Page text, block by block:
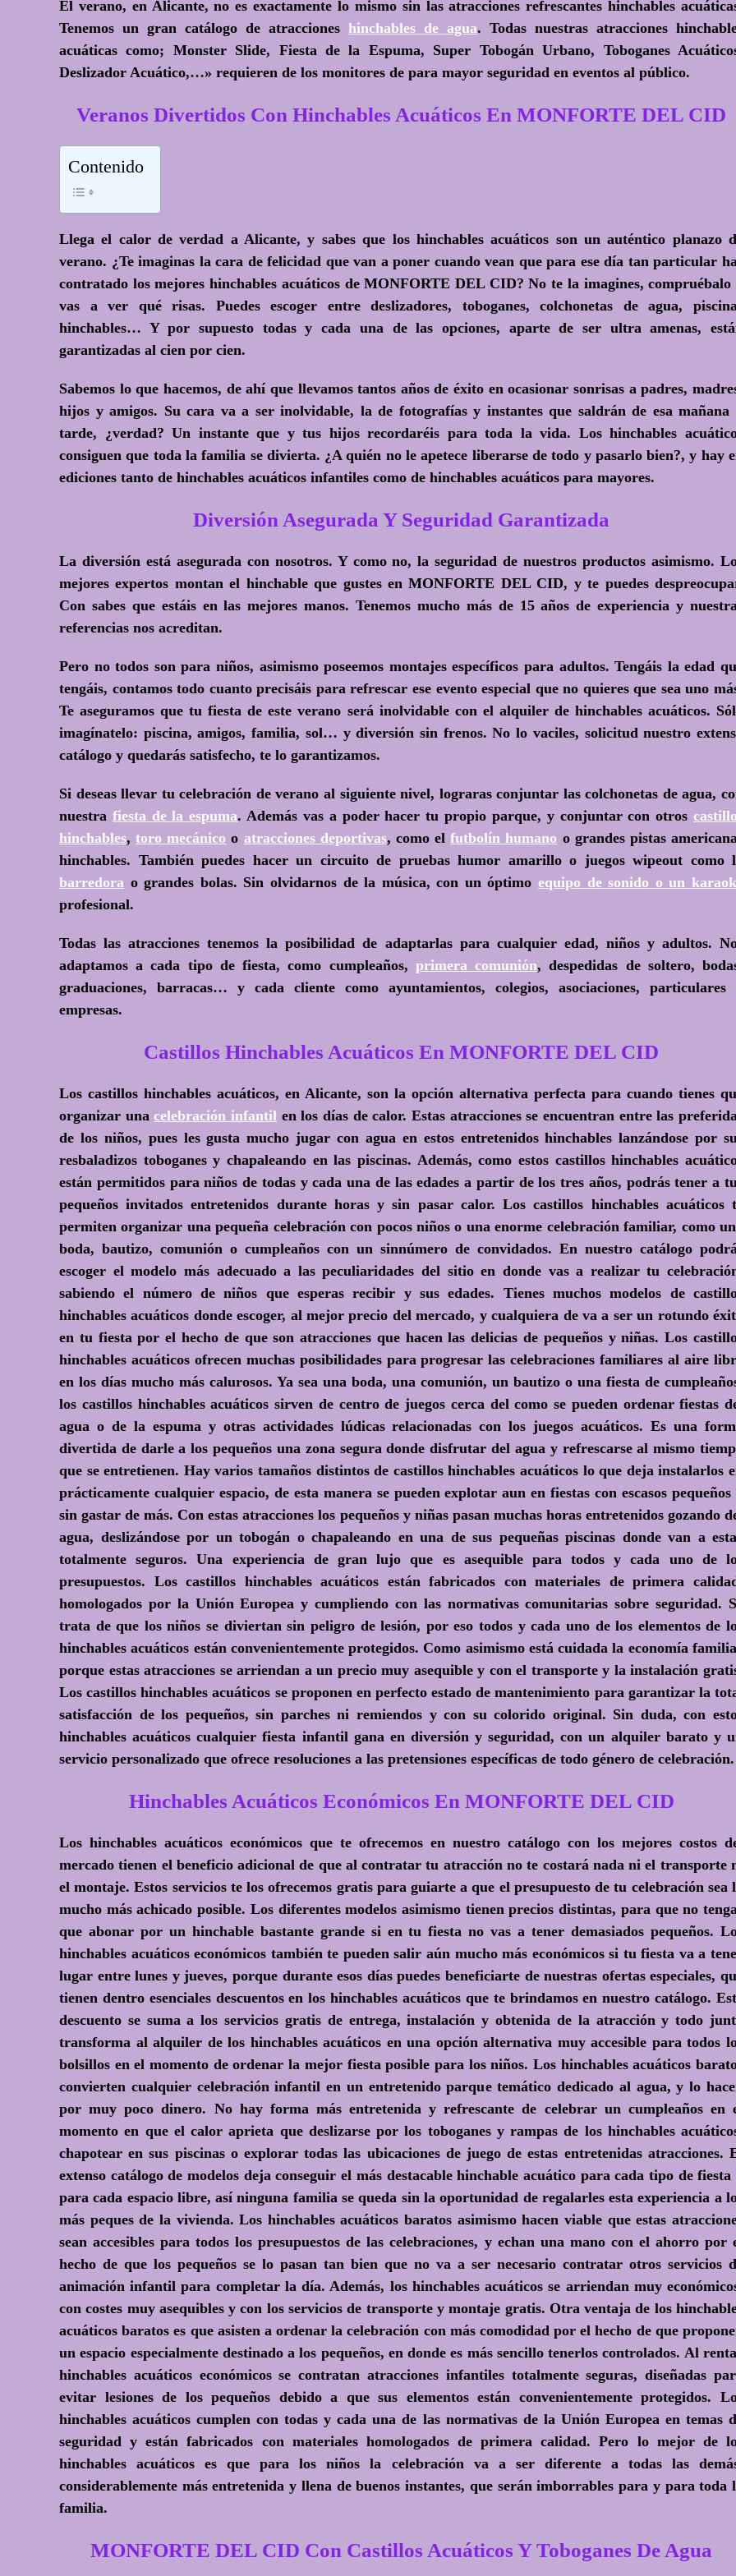
El verano, en Alicante, no es exactamente lo mismo sin las atracciones refrescantes hinchables
Tenemos un gran catálogo de atracciones hinchables de agua. Todas nuestras atracciones
acuáticas como; Monster Slide, Fiesta de la Espuma, Super Tobogán Urbano, Toboganes
Deslizador Acuático,…» requieren de los monitores de para mayor seguridad en eventos al público.
Veranos Divertidos Con Hinchables Acuáticos En MONFORTE DEL CID
Contenido
Llega el calor de verdad a Alicante, y sabes que los hinchables acuáticos son un auténtico planazo
verano. ¿Te imaginas la cara de felicidad que van a poner cuando vean que para ese día tan particular
contratado los mejores hinchables acuáticos de MONFORTE DEL CID? No te la imagines, compruébalo
vas a ver qué risas. Puedes escoger entre deslizadores, toboganes, colchonetas de agua,
hinchables… Y por supuesto todas y cada una de las opciones, aparte de ser ultra amenas,
garantizadas al cien por cien.
Sabemos lo que hacemos, de ahí que llevamos tantos años de éxito en ocasionar sonrisas a padres,
hijos y amigos. Su cara va a ser inolvidable, la de fotografías y instantes que saldrán de esa mañana
tarde, ¿verdad? Un instante que y tus hijos recordaréis para toda la vida. Los hinchables
consiguen que toda la familia se divierta. ¿A quién no le apetece liberarse de todo y pasarlo bien?, y hay
ediciones tanto de hinchables acuáticos infantiles como de hinchables acuáticos para mayores.
Diversión Asegurada Y Seguridad Garantizada
La diversión está asegurada con nosotros. Y como no, la seguridad de nuestros productos asimismo.
mejores expertos montan el hinchable que gustes en MONFORTE DEL CID, y te puedes
Con sabes que estáis en las mejores manos. Tenemos mucho más de 15 años de experiencia y
referencias nos acreditan.
Pero no todos son para niños, asimismo poseemos montajes específicos para adultos. Tengáis la edad
tengáis, contamos todo cuanto precisáis para refrescar ese evento especial que no quieres que sea uno
Te aseguramos que tu fiesta de este verano será inolvidable con el alquiler de hinchables acuáticos.
imagínatelo: piscina, amigos, familia, sol… y diversión sin frenos. No lo vaciles, solicitud nuestro
catálogo y quedarás satisfecho, te lo garantizamos.
Si deseas llevar tu celebración de verano al siguiente nivel, lograras conjuntar las colchonetas de agua,
nuestra fiesta de la espuma. Además vas a poder hacer tu propio parque, y conjuntar con otros
hinchables,toro mecánico o atracciones deportivas, como elfutbolín humano o grandes pistas
hinchables. También puedes hacer un circuito de pruebas humor amarillo o juegos wipeout como
barredora o grandes bolas. Sin olvidarnos de la música, con un óptimoequipo de sonido o un
profesional.
Todas las atracciones tenemos la posibilidad de adaptarlas para cualquier edad, niños y adultos.
adaptamos a cada tipo de fiesta, como cumpleaños, primera comunión, despedidas de soltero,
graduaciones, barracas… y cada cliente como ayuntamientos, colegios, asociaciones, particulares
empresas.
Castillos Hinchables Acuáticos En MONFORTE DEL CID
Los castillos hinchables acuáticos, en Alicante, son la opción alternativa perfecta para cuando tienes
organizar unacelebración infantil en los días de calor. Estas atracciones se encuentran entre las
de los niños, pues les gusta mucho jugar con agua en estos entretenidos hinchables lanzándose por
resbaladizos toboganes y chapaleando en las piscinas. Además, como estos castillos hinchables
están permitidos para niños de todas y cada una de las edades a partir de los tres años, podrás tener a
pequeños invitados entretenidos durante horas y sin pasar calor. Los castillos hinchables acuáticos
permiten organizar una pequeña celebración con pocos niños o una enorme celebración familiar, como
boda, bautizo, comunión o cumpleaños con un sinnúmero de convidados. En nuestro catálogo
escoger el modelo más adecuado a las peculiaridades del sitio en donde vas a realizar tu
sabiendo el número de niños que esperas recibir y sus edades. Tienes muchos modelos de
hinchables acuáticos donde escoger, al mejor precio del mercado, y cualquiera de va a ser un rotundo
en tu fiesta por el hecho de que son atracciones que hacen las delicias de pequeños y niñas. Los
hinchables acuáticos ofrecen muchas posibilidades para progresar las celebraciones familiares al aire
en los días mucho más calurosos. Ya sea una boda, una comunión, un bautizo o una fiesta de
los castillos hinchables acuáticos sirven de centro de juegos cerca del como se pueden ordenar fiestas
agua o de la espuma y otras actividades lúdicas relacionadas con los juegos acuáticos. Es una
divertida de darle a los pequeños una zona segura donde disfrutar del agua y refrescarse al mismo
que se entretienen. Hay varios tamaños distintos de castillos hinchables acuáticos lo que deja instalarlos
prácticamente cualquier espacio, de esta manera se pueden explotar aun en fiestas con escasos pequeños
sin gastar de más. Con estas atracciones los pequeños y niñas pasan muchas horas entretenidos gozando
agua, deslizándose por un tobogán o chapaleando en una de sus pequeñas piscinas donde van a
totalmente seguros. Una experiencia de gran lujo que es asequible para todos y cada uno de
presupuestos. Los castillos hinchables acuáticos están fabricados con materiales de primera
homologados por la Unión Europea y cumpliendo con las normativas comunitarias sobre seguridad.
trata de que los niños se diviertan sin peligro de lesión, por eso todos y cada uno de los elementos de
hinchables acuáticos están convenientemente protegidos. Como asimismo está cuidada la economía
porque estas atracciones se arriendan a un precio muy asequible y con el transporte y la instalación
Los castillos hinchables acuáticos se proponen en perfecto estado de mantenimiento para garantizar la
satisfacción de los pequeños, sin parches ni remiendos y con su colorido original. Sin duda, con
hinchables acuáticos cualquier fiesta infantil gana en diversión y seguridad, con un alquiler barato y
servicio personalizado que ofrece resoluciones a las pretensiones específicas de todo género de celebración.
Hinchables Acuáticos Económicos En MONFORTE DEL CID
Los hinchables acuáticos económicos que te ofrecemos en nuestro catálogo con los mejores costos
mercado tienen el beneficio adicional de que al contratar tu atracción no te costará nada ni el transporte
el montaje. Estos servicios te los ofrecemos gratis para guiarte a que el presupuesto de tu celebración sea
mucho más achicado posible. Los diferentes modelos asimismo tienen precios distintas, para que no
que abonar por un hinchable bastante grande si en tu fiesta no vas a tener demasiados pequeños.
hinchables acuáticos económicos también te pueden salir aún mucho más económicos si tu fiesta va a
lugar entre lunes y jueves, porque durante esos días puedes beneficiarte de nuestras ofertas especiales,
tienen dentro esenciales descuentos en los hinchables acuáticos que te brindamos en nuestro catálogo.
descuento se suma a los servicios gratis de entrega, instalación y obtenida de la atracción y todo
transforma al alquiler de los hinchables acuáticos en una opción alternativa muy accesible para todos
bolsillos en el momento de ordenar la mejor fiesta posible para los niños. Los hinchables acuáticos
convierten cualquier celebración infantil en un entretenido parque temático dedicado al agua, y lo
por muy poco dinero. No hay forma más entretenida y refrescante de celebrar un cumpleaños en
momento en que el calor aprieta que deslizarse por los toboganes y rampas de los hinchables
chapotear en sus piscinas o explorar todas las ubicaciones de juego de estas entretenidas atracciones.
extenso catálogo de modelos deja conseguir el más destacable hinchable acuático para cada tipo de fiesta
para cada espacio libre, así ninguna familia se queda sin la oportunidad de regalarles esta experiencia a
más peques de la vivienda. Los hinchables acuáticos baratos asimismo hacen viable que estas
sean accesibles para todos los presupuestos de las celebraciones, y echan una mano con el ahorro por
hecho de que los pequeños se lo pasan tan bien que no va a ser necesario contratar otros servicios
animación infantil para completar la día. Además, los hinchables acuáticos se arriendan muy
con costes muy asequibles y con los servicios de transporte y montaje gratis. Otra ventaja de los
acuáticos baratos es que asisten a ordenar la celebración con más comodidad por el hecho de que
un espacio especialmente destinado a los pequeños, en donde es más sencillo tenerlos controlados. Al
hinchables acuáticos económicos se contratan atracciones infantiles totalmente seguras, diseñadas
evitar lesiones de los pequeños debido a que sus elementos están convenientemente protegidos.
hinchables acuáticos cumplen con todas y cada una de las normativas de la Unión Europea en temas
seguridad y están fabricados con materiales homologados de primera calidad. Pero lo mejor de
hinchables acuáticos es que para los niños la celebración va a ser diferente a todas las
considerablemente más entretenida y llena de buenos instantes, que serán imborrables para y para toda
familia.
MONFORTE DEL CID Con Castillos Acuáticos Y Toboganes De Agua